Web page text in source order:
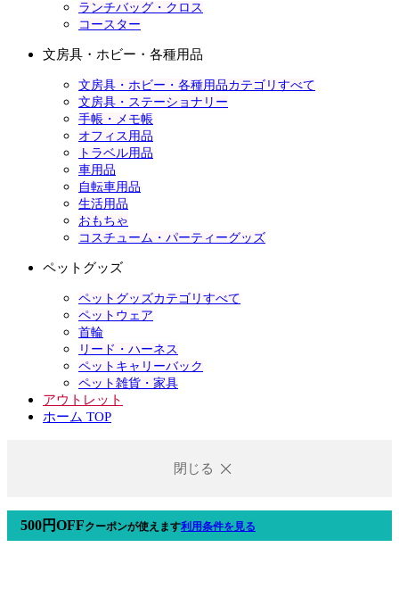
ランチバッグ・クロス
コースター
文房具・ホビー・各種用品
文房具・ホビー・各種用品カテゴリすべて
文房具・ステーショナリー
手帳・メモ帳
オフィス用品
トラベル用品
車用品
自転車用品
生活用品
おもちゃ
コスチューム・パーティーグッズ
ペットグッズ
ペットグッズカテゴリすべて
ペットウェア
首輪
リード・ハーネス
ペットキャリーバック
ペット雑貨・家具
アウトレット
ホーム TOP
閉じる
500円OFFクーポンが使えます利用条件を見る